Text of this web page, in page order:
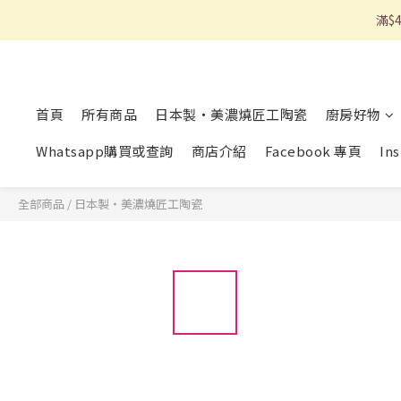
滿
首頁 所有商品 日本製・美濃燒匠工陶瓷
廚房好物
Whatsapp購買或查詢
商店介紹 Facebook 專頁
全部商品 / 日本製・美濃燒匠工陶瓷